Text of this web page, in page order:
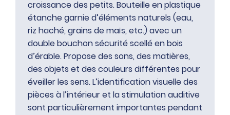
croissance des petits. Bouteille en plastique
étanche garnie d’éléments naturels (eau,
riz haché, grains de maïs, etc.) avec un
double bouchon sécurité scellé en bois
d’érable. Propose des sons, des matières,
des objets et des couleurs différentes pour
éveiller les sens. L’identification visuelle des
pièces à l’intérieur et la stimulation auditive
sont particulièrement importantes pendant